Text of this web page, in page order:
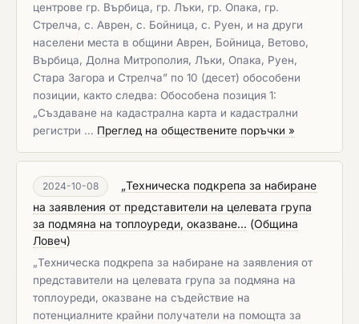
центрове гр. Върбица, гр. Лъки, гр. Опака, гр.
Стрелча, с. Аврен, с. Бойница, с. Руен, и на други
населени места в общини Аврен, Бойница, Ветово,
Върбица, Долна Митрополия, Лъки, Опака, Руен,
Стара Загора и Стрелча” по 10 (десет) обособени
позиции, както следва: Обособена позиция 1:
„Създаване на кадастрална карта и кадастрални
регистри … Преглед на обществените поръчки »
2024-10-08
„Техническа подкрепа за набиране
на заявления от представители на целевата група
за подмяна на топлоуреди, оказване... (Община
Ловеч)
„Техническа подкрепа за набиране на заявления от
представители на целевата група за подмяна на
топлоуреди, оказване на съдействие на
потенциалните крайни получатели на помощта за